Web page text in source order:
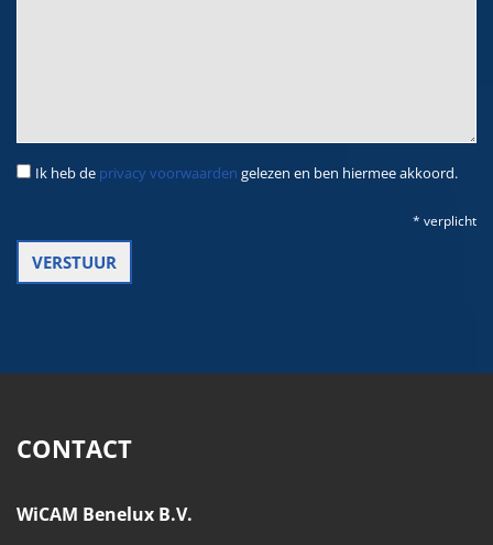
Ik heb de privacy voorwaarden gelezen en ben hiermee akkoord.
* verplicht
CONTACT
WiCAM Benelux B.V.